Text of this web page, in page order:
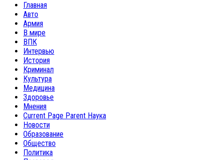
Главная
Авто
Армия
В мире
ВПК
Интервью
История
Криминал
Культура
Медицина
Здоровье
Мнения
Current Page Parent Наука
Новости
Образование
Общество
Политика